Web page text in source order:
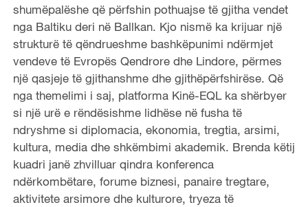
shumëpalëshe që përfshin pothuajse të gjitha vendet
nga Baltiku deri në Ballkan. Kjo nismë ka krijuar një
strukturë të qëndrueshme bashkëpunimi ndërmjet
vendeve të Evropës Qendrore dhe Lindore, përmes
një qasjeje të gjithanshme dhe gjithëpërfshirëse. Që
nga themelimi i saj, platforma Kinë-EQL ka shërbyer
si një urë e rëndësishme lidhëse në fusha të
ndryshme si diplomacia, ekonomia, tregtia, arsimi,
kultura, media dhe shkëmbimi akademik. Brenda këtij
kuadri janë zhvilluar qindra konferenca
ndërkombëtare, forume biznesi, panaire tregtare,
aktivitete arsimore dhe kulturore, tryeza të